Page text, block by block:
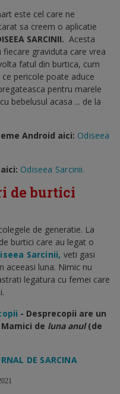
este cel care ne
sa creem o aplicatie
SARCINII. Acesta
graviduta care vrea
fatul din burtica, cum
pericole poate aduce
pentru marele
bebelusul acasa ... de la
Android aici: Odiseea
Odiseea Sarcinii.
de burtici
de generatie. La
burtici care au legat o
Sarcinii, veti gasi
aceeasi luna. Nimic nu
legatura cu femei care
- Desprecopii are un
de luna anul (de
DE SARCINA